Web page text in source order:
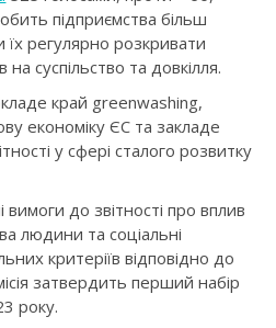
підприємства більш
їх регулярно розкривати
суспільство та довкілля.
край greenwashing,
економіку ЄС та закладе
у сфері сталого розвитку
до звітності про вплив
людини та соціальні
критеріїв відповідно до
затвердить перший набір
року.